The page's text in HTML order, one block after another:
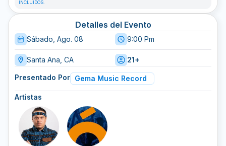
INCLUIDOS.
Detalles del Evento
Sábado, Ago. 08 9:00 Pm
Santa Ana, CA 21+
Presentado Por Gema Music Record
Artistas